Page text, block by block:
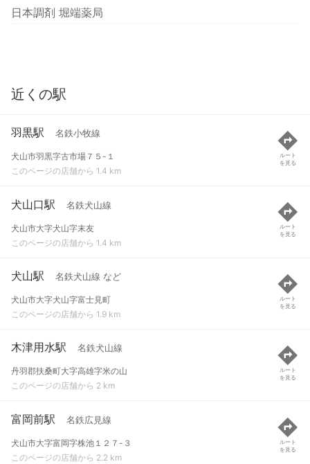
日本調剤 堀端薬局
近くの駅
羽黒駅 名鉄小牧線
犬山市羽黒字古市場７５-１
このページの店舗から 1.4 km
ルート
を見る
犬山口駅 名鉄犬山線
犬山市大字犬山字末友
このページの店舗から 1.4 km
ルート
を見る
犬山駅 名鉄犬山線 など
犬山市大字犬山字富士見町
このページの店舗から 1.9 km
ルート
を見る
木津用水駅 名鉄犬山線
丹羽郡扶桑町大字高雄字米の山
このページの店舗から 2 km
ルート
を見る
富岡前駅 名鉄広見線
犬山市大字富岡字株池１２７-３
このページの店舗から 2.2 km
ルート
を見る